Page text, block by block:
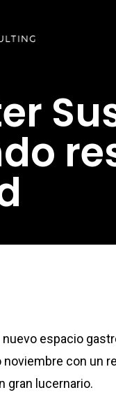
nuevo espacio
con un
gran lucernario.